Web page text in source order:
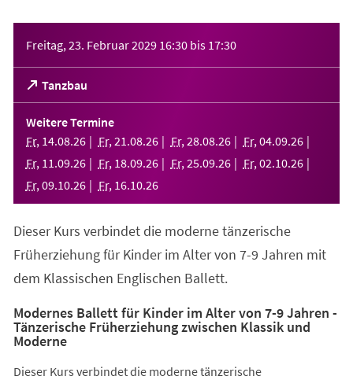
Freitag, 23. Februar 2029 16:30 bis 17:30
Tanzbau
(Öffnet
in
einem
neuen
Tab)
Weitere Termine
Fr, 14.08.26 Fr, 21 .08.26 Fr, 28.08.26 Fr, 04.09.26
Fr, 11 .09.26 Fr, 18.09.26 Fr, 25.09.26 Fr, 02.10.26
Fr, 09.10.26 Fr, 16.10.26
Dieser Kurs verbindet die moderne tänzerische
Früherziehung für Kinder im Alter von 7-9 Jahren mit
dem Klassischen Englischen Ballett.
Modernes Ballett für Kinder im Alter von 7-9 Jahren -
Tänzerische Früherziehung zwischen Klassik und
Moderne
Dieser Kurs verbindet die moderne tänzerische